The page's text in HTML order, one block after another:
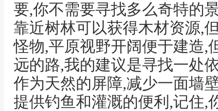
要,你不需要寻找多么奇特的
靠近树林可以获得木材资源,
怪物,平原视野开阔便于建造,
远的路,我的建议是寻找一处
作为天然的屏障,减少一面墙
提供钓鱼和灌溉的便利,记住,